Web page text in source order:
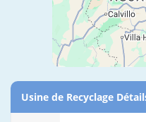
Usine de Recyclage